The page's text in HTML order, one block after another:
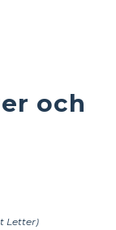
och
Letter)